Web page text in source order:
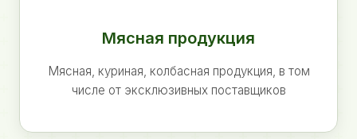
Мясная продукция
Мясная, куриная, колбасная продукция, в том
числе от эксклюзивных поставщиков